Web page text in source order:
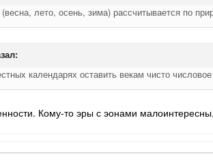
лето, осень, зима) рассчитывается по
календарях оставить векам чисто
Кому-то эры с эонами